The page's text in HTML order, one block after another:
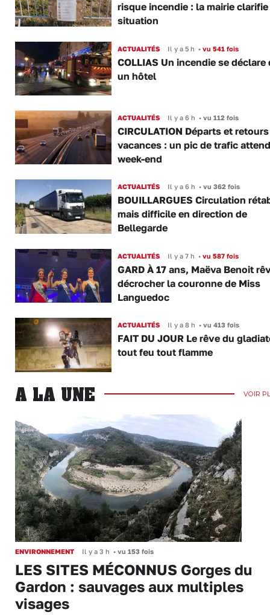
risque incendie : la mairie
situation
ACTUALITÉS Il y a 5 h •vu 541 fois
COLLIAS Un incendie se déclare
un hôtel
ACTUALITÉS Il y a 6 h •vu 112 fois
CIRCULATION Départs et
vacances : un pic de trafic
week-end
ACTUALITÉS Il y a 6 h •vu 362 fois
BOUILLARGUES Circulation
mais difficile en direction de
Bellegarde
ACTUALITÉS Il y a 7 h •vu 587 fois
GARD À 17 ans, Maëva Benoit
décrocher la couronne de Miss
Languedoc
ACTUALITÉS Il y a 8 h •vu 413 fois
FAIT DU JOUR Le rêve du
tout feu tout flamme
A LA UNE VOIR
ENVIRONNEMENT Il y a 3 h • vu 153 fois
LES SITES MÉCONNUS Gorges du
Gardon : sauvages aux multiples
visages